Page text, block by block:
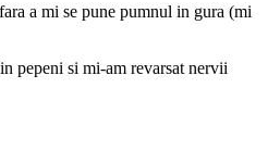
a mi se pune pumnul in gura (mi
pepeni si mi-am revarsat nervii